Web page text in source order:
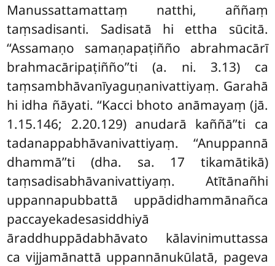
Manussattamattaṃ natthi, aññaṃ
taṃsadisanti. Sadisatā hi ettha sūcitā.
‘‘Assamaṇo samaṇapaṭiñño abrahmacārī
brahmacāripaṭiñño’’ti (a. ni. 3.13) ca
taṃsambhāvanīyaguṇanivattiyaṃ. Garahā
hi idha ñāyati. ‘‘Kacci bhoto anāmayaṃ (jā.
1.15.146; 2.20.129) anudarā kaññā’’ti ca
tadanappabhāvanivattiyaṃ. ‘‘Anuppannā
dhammā’’ti (dha. sa. 17 tikamātikā)
taṃsadisabhāvanivattiyaṃ. Atītānañhi
uppannapubbattā uppādidhammānañca
paccayekadesasiddhiyā
āraddhuppādabhāvato kālavinimuttassa
ca vijjamānattā uppannānukūlatā, pageva